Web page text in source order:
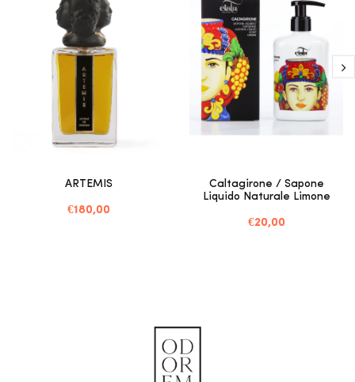
ARTEMIS
€180,00
Caltagirone / Sapone
Liquido Naturale Limone
€20,00